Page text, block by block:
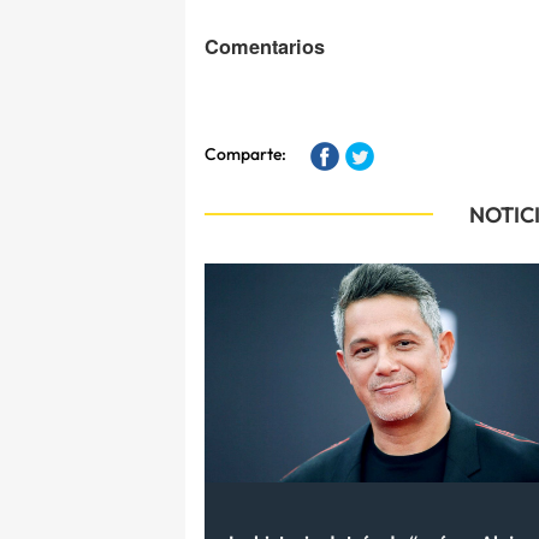
Comentarios
Comparte: